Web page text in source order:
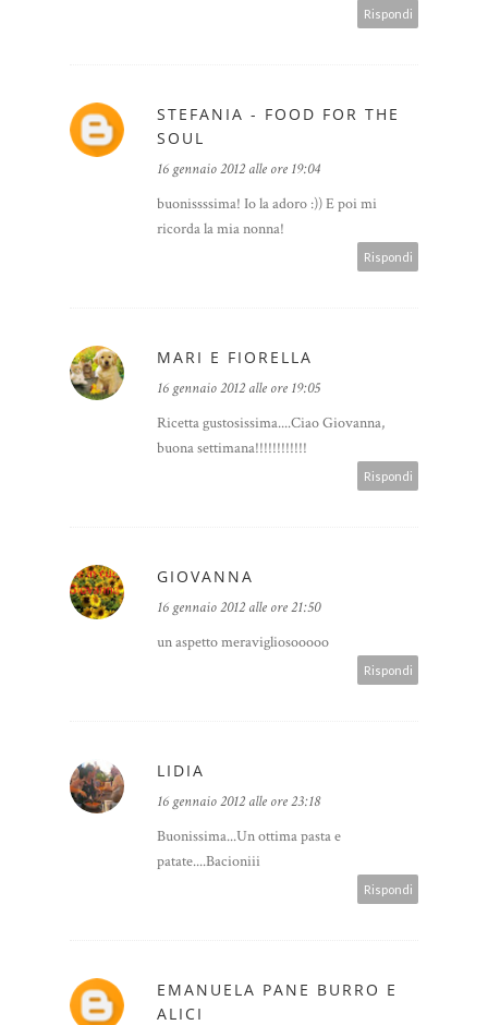
Rispondi
STEFANIA - FOOD FOR THE
SOUL
16 gennaio 2012 alle ore 19:04
buonissssima! Io la adoro :)) E poi mi
ricorda la mia nonna!
Rispondi
MARI E FIORELLA
16 gennaio 2012 alle ore 19:05
Ricetta gustosissima....Ciao Giovanna,
buona settimana!!!!!!!!!!!!
Rispondi
GIOVANNA
16 gennaio 2012 alle ore 21:50
un aspetto meravigliosooooo
Rispondi
LIDIA
16 gennaio 2012 alle ore 23:18
Buonissima...Un ottima pasta e
patate....Bacioniii
Rispondi
EMANUELA PANE BURRO E
ALICI